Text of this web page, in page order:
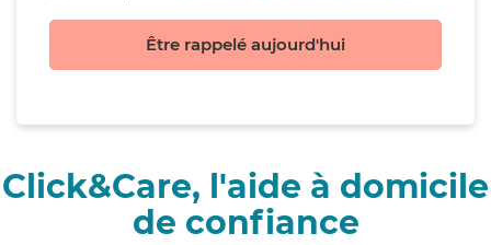
Être rappelé aujourd'hui
Click&Care, l'aide à domicile
de confiance